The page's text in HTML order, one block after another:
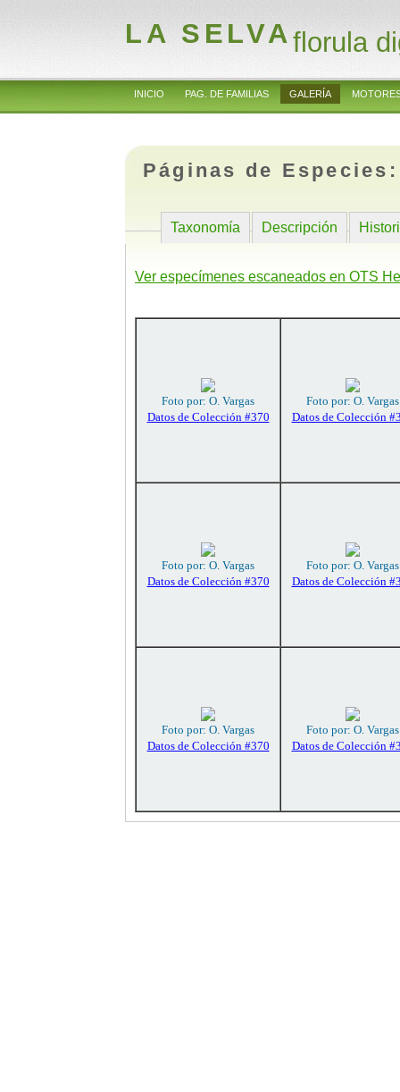
LA SELVAflorula
INICIO PAG. DE FAMILIAS GALERÍA
Páginas de
Taxonomía Descripción
Ver especímenes escaneados en OTS
Foto por: O. Vargas
Datos de Colección #370
Foto por: O. Vargas
Datos de Colección
Foto por: O. Vargas
Datos de Colección #370
Foto por: O. Vargas
Datos de Colección
Foto por: O. Vargas
Datos de Colección #370
Foto por: O. Vargas
Datos de Colección